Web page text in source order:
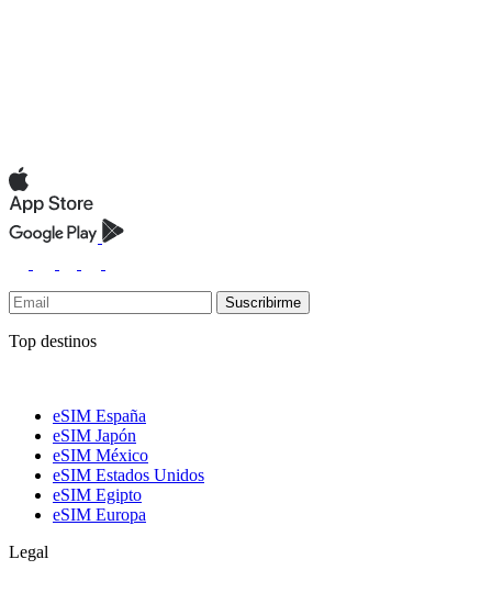
Suscribirme
Top destinos
eSIM España
eSIM Japón
eSIM México
eSIM Estados Unidos
eSIM Egipto
eSIM Europa
Legal